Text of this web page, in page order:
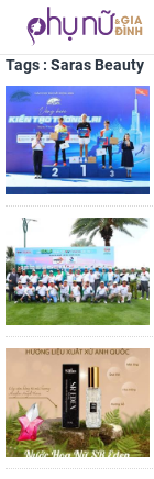
Tags : Saras Beauty